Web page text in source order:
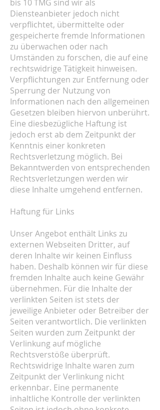
bis 10 TMG sind wir als
Diensteanbieter jedoch nicht
verpflichtet, übermittelte oder
gespeicherte fremde Informationen
zu überwachen oder nach
Umständen zu forschen, die auf eine
rechtswidrige Tätigkeit hinweisen.
Verpflichtungen zur Entfernung oder
Sperrung der Nutzung von
Informationen nach den allgemeinen
Gesetzen bleiben hiervon unberührt.
Eine diesbezügliche Haftung ist
jedoch erst ab dem Zeitpunkt der
Kenntnis einer konkreten
Rechtsverletzung möglich. Bei
Bekanntwerden von entsprechenden
Rechtsverletzungen werden wir
diese Inhalte umgehend entfernen.
Haftung für Links
Unser Angebot enthält Links zu
externen Webseiten Dritter, auf
deren Inhalte wir keinen Einfluss
haben. Deshalb können wir für diese
fremden Inhalte auch keine Gewähr
übernehmen. Für die Inhalte der
verlinkten Seiten ist stets der
jeweilige Anbieter oder Betreiber der
Seiten verantwortlich. Die verlinkten
Seiten wurden zum Zeitpunkt der
Verlinkung auf mögliche
Rechtsverstöße überprüft.
Rechtswidrige Inhalte waren zum
Zeitpunkt der Verlinkung nicht
erkennbar. Eine permanente
inhaltliche Kontrolle der verlinkten